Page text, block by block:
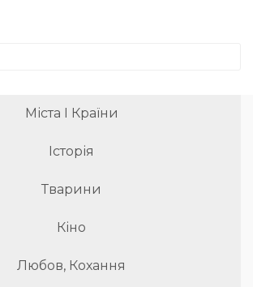
Міста І Країни
Історія
Тварини
Кіно
Любов, Кохання